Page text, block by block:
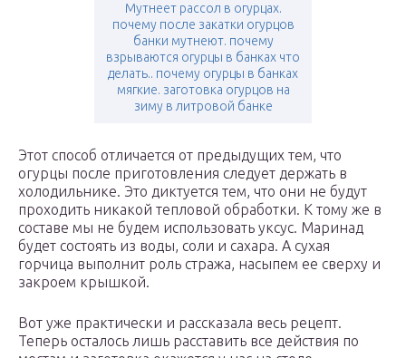
Мутнеет рассол в огурцах.
почему после закатки огурцов
банки мутнеют. почему
взрываются огурцы в банках что
делать.. почему огурцы в банках
мягкие. заготовка огурцов на
зиму в литровой банке
Этот способ отличается от предыдущих тем, что
огурцы после приготовления следует держать в
холодильнике. Это диктуется тем, что они не будут
проходить никакой тепловой обработки. К тому же в
составе мы не будем использовать уксус. Маринад
будет состоять из воды, соли и сахара. А сухая
горчица выполнит роль стража, насыпем ее сверху и
закроем крышкой.
Вот уже практически и рассказала весь рецепт.
Теперь осталось лишь расставить все действия по